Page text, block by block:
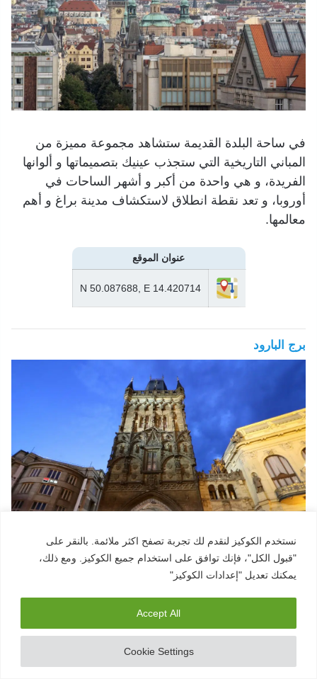
نستخدم الكوكيز لنقدم لك تجربة تصفح اكثر ملائمة. بالنقر على
"قبول الكل"، فإنك توافق على استخدام جميع الكوكيز. ومع ذلك،
يمكنك تعديل "إعدادات الكوكيز"
Cookie Settings
Accept All
في ساحة البلدة القديمة ستشاهد مجموعة مميزة من
المباني التاريخية التي ستجذب عينيك بتصميماتها و ألوانها
الفريدة، و هي واحدة من أكبر و أشهر الساحات في
أوروبا، و تعد نقطة انطلاق لاستكشاف مدينة براغ و أهم
معالمها.
عنوان الموقع
N 50.087688, E 14.420714
برج البارود
تشاهد برج البارود المميز، و هو واحد من 13 باب للبلدة
القديمة، ستشاهد منه أروع إطلالات لمدينة براغ.
عنوان الموقع